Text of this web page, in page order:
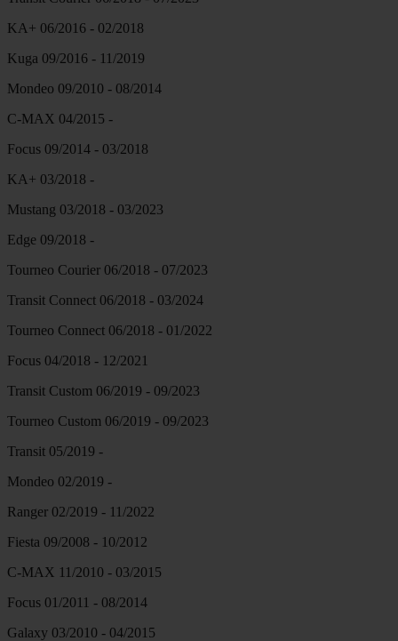
KA+ 06/2016 - 02/2018
Kuga 09/2016 - 11/2019
Mondeo 09/2010 - 08/2014
C-MAX 04/2015 -
Focus 09/2014 - 03/2018
KA+ 03/2018 -
Mustang 03/2018 - 03/2023
Edge 09/2018 -
Tourneo Courier 06/2018 - 07/2023
Transit Connect 06/2018 - 03/2024
Tourneo Connect 06/2018 - 01/2022
Focus 04/2018 - 12/2021
Transit Custom 06/2019 - 09/2023
Tourneo Custom 06/2019 - 09/2023
Transit 05/2019 -
Mondeo 02/2019 -
Ranger 02/2019 - 11/2022
Fiesta 09/2008 - 10/2012
C-MAX 11/2010 - 03/2015
Focus 01/2011 - 08/2014
Galaxy 03/2010 - 04/2015